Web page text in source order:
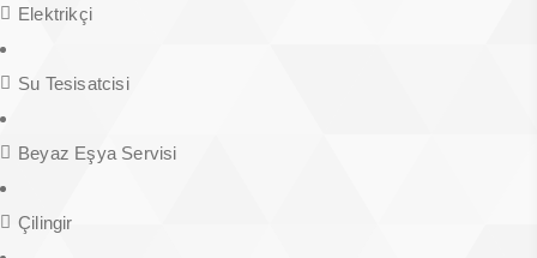
Elektrikçi
Su Tesisatcisi
Beyaz Eşya Servisi
Çilingir